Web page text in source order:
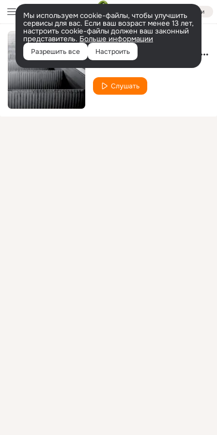
Войти
Мы используем cookie-файлы, чтобы улучшить
сервисы для вас. Если ваш возраст менее 13 лет,
настроить cookie-файлы должен ваш законный
представитель. Больше информации
Разрешить все Настроить Auf den Elbwiesen im Herbst (Original Mix)
Слушать